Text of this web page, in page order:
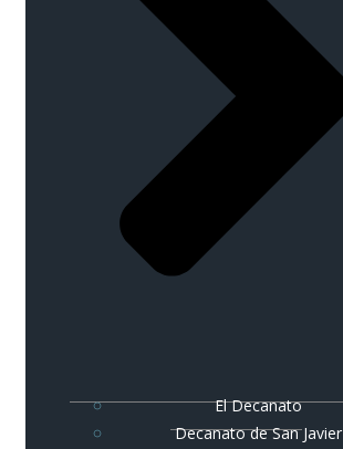
El Decanato
Decanato de San Javier